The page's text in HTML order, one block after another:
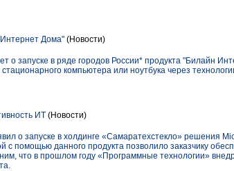
Дома" (Новости)
запуске в ряде городов России* продукта "Билайн
компьютера или ноутбука через
ИТ (Новости)
о запуске в холдинге «Самаратехстекло» решения
помощью данного продукта позволило заказчику
что в прошлом году «Программные технологии»